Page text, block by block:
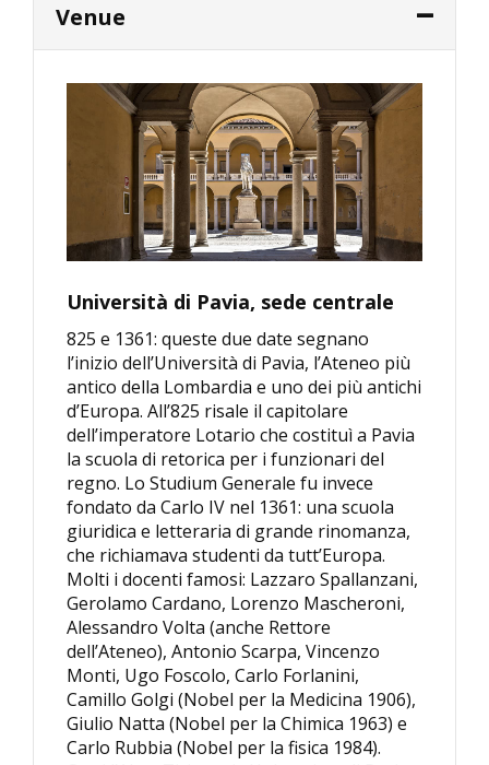
Venue
Università di Pavia, sede centrale
825 e 1361: queste due date segnano
l’inizio dell’Università di Pavia, l’Ateneo più
antico della Lombardia e uno dei più antichi
d’Europa. All’825 risale il capitolare
dell’imperatore Lotario che costituì a Pavia
la scuola di retorica per i funzionari del
regno. Lo Studium Generale fu invece
fondato da Carlo IV nel 1361: una scuola
giuridica e letteraria di grande rinomanza,
che richiamava studenti da tutt’Europa.
Molti i docenti famosi: Lazzaro Spallanzani,
Gerolamo Cardano, Lorenzo Mascheroni,
Alessandro Volta (anche Rettore
dell’Ateneo), Antonio Scarpa, Vincenzo
Monti, Ugo Foscolo, Carlo Forlanini,
Camillo Golgi (Nobel per la Medicina 1906),
Giulio Natta (Nobel per la Chimica 1963) e
Carlo Rubbia (Nobel per la fisica 1984).